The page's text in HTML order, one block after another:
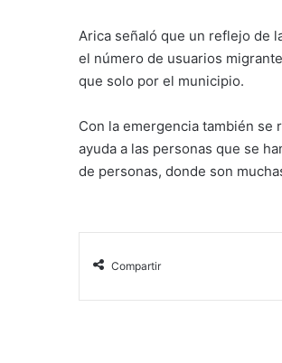
Arica señaló que un reflejo de
el número de usuarios
que solo por el municipio.
Con la emergencia también se
ayuda a las personas que se
de personas, donde son
Compartir